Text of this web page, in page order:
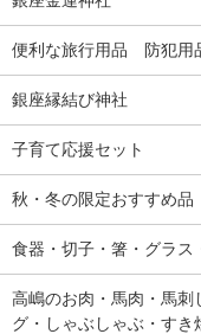
便利な旅行用品 防犯用
銀座縁結び神社
子育て応援セット
秋・冬の限定おすすめ
食器・切子・箸・グラス
高嶋のお肉・馬肉・馬刺
グ・しゃぶしゃぶ・すき